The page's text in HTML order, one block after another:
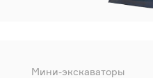
Мини-экскаваторы